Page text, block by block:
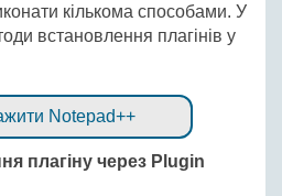
кількома способами. У
встановлення плагінів у
Notepad++
плагіну через Plugin